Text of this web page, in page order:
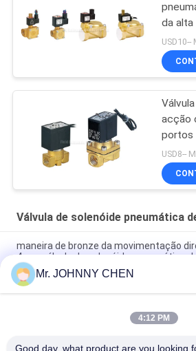
da
USD10--
acção
portos
USD8--
Válvula de solenóide pneumática
maneira de bronze da movimentação
4mm válvula de solenóide pneumática
válvula de solenóide pneumática de
2/2 de 16~50mm " ~G2” com selo de
Válvula de solenóide pneumática da
Mr. JOHNNY CHEN
4:12 PM
Good day, what product are you looking